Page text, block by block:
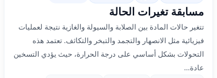
مسابقة تغيرات الحالة
تتغير حالات المادة بين الصلابة والسيولة والغازية نتيجة لعمليات
فيزيائية مثل الانصهار والتجمد والتبخر والتكاثف. تعتمد هذه
التحولات بشكل أساسي على درجة الحرارة، حيث يؤدي التسخين
عادة...